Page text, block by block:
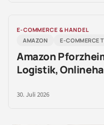
E-COMMERCE & HANDEL
AMAZON
E-COMMERCE
Amazon
Logistik,
30. Juli 2026